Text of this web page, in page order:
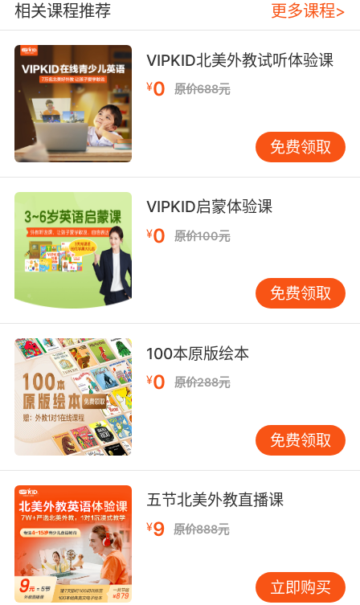
二、优化方法：提升学习效能
传统"题海战术"在初中英语学习中收效递减，需
转向策略性学习。认知科学家安德森提出的"知识
编辑模型"表明，刻意练习需配合及时反馈。例
如，建立错题本时不应简单抄录题目，而要用不
同颜色标注知识点类别（如介词搭配、从句引导
词），每周进行错误模式分析。VIPKID的智能错
题系统能自动归类错误类型，推送针对性强化训
练，避免重复试错。
听说能力培养需突破"哑巴英语"困境。神经语言
学研究显示，双语者的语言切换激活相同脑区，
证明听说训练能反哺读写能力。建议每日进行15
分钟影子跟读，选择教材音频或新闻片段，重点
模仿语音语调和连读技巧。VIPKID的浸入式课堂
通过情景对话、角色扮演等互动形式，让学生在
模拟超市购物、机场问路等场景中自然习得表达
方式，这种情境化学习使语言存活率提升65%。
三、心理建设：重塑学习内驱力
学习焦虑是初一学生英语落后的重要诱因。耶克
斯-多德森定律揭示，适度压力可提升效率，但过
度焦虑会导致认知关闭。教师可通过成长型思维
训练，将"我学不好英语"转化为"我需要找到更有
效的方法"。VIPKID外教擅长运用积极心理学技
巧，在课堂中设置阶梯式目标，每完成一个小任
务就给予具体表扬，逐步重建学生的自我效能
感。
兴趣培育方面，多元智能理论为个性化学习提供
相关课程推荐 更多课程>
VIPKID北美外教试听体验课
¥0 原价688元
免费领取
VIPKID启蒙体验课
¥0 原价100元
免费领取
100本原版绘本
¥0 原价288元
免费领取
五节北美外教直播课
¥9 原价888元
立即购买